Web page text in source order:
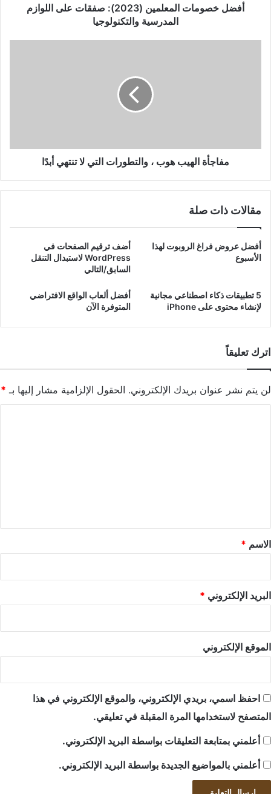
أفضل خصومات المعلمين (2023): صفقات على اللوازم
المدرسية والتكنولوجيا
أبدًا
مفاجأة الهيب هوب ، والتطورات التي لا تنتهي أبدًا
مقالات ذات صلة
أفضل عروض فراغ الروبوت لهذا
الأسبوع
أضف ترقيم الصفحات في
WordPress لاستبدال التنقل
السابق/التالي
5 تطبيقات ذكاء اصطناعي مجانية
لإنشاء محتوى على iPhone
أفضل ألعاب الواقع الافتراضي
المتوفرة الآن
اترك تعليقاً
لن يتم نشر عنوان بريدك الإلكتروني. الحقول الإلزامية مشار إليها بـ *
*
الاسم *
البريد الإلكتروني *
الموقع الإلكتروني
احفظ اسمي، بريدي الإلكتروني، والموقع الإلكتروني في هذا
المتصفح لاستخدامها المرة المقبلة في تعليقي.
أعلمني بمتابعة التعليقات بواسطة البريد الإلكتروني.
أعلمني بالمواضيع الجديدة بواسطة البريد الإلكتروني.